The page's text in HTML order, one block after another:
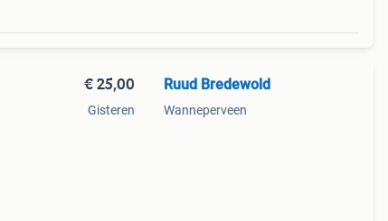
€ 25,00
Gisteren
Ruud Bredewold
Wanneperveen